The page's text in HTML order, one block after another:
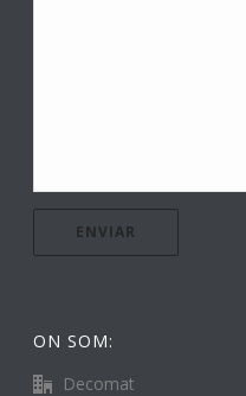
ON SOM:
Decomat